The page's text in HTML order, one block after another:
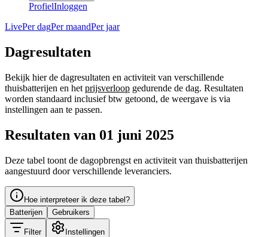
ProfielInloggen
LivePer dagPer maandPer jaar
Dagresultaten
Bekijk hier de dagresultaten en activiteit van verschillende
thuisbatterijen en het prijsverloop gedurende de dag. Resultaten
worden standaard inclusief btw getoond, de weergave is via
instellingen aan te passen.
Resultaten van 01 juni 2025
Deze tabel toont de dagopbrengst en activiteit van thuisbatterijen
aangestuurd door verschillende leveranciers.
Hoe interpreteer ik deze tabel?
Batterijen
Gebruikers
Filter Instellingen